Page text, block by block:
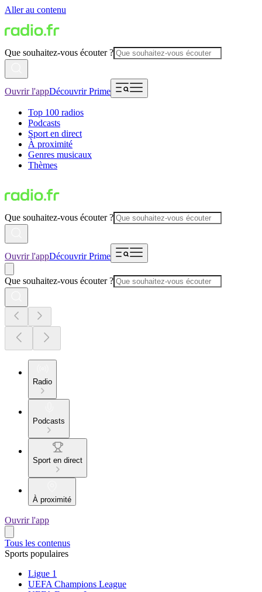
Aller au contenu
Que souhaitez-vous écouter ?
Ouvrir l'appDécouvrir Prime
Top 100 radios
Podcasts
Sport en direct
À proximité
Genres musicaux
Thèmes
Que souhaitez-vous écouter ?
Ouvrir l'appDécouvrir Prime
Que souhaitez-vous écouter ?
Radio
Podcasts
Sport en direct
À proximité
Ouvrir l'app
Tous les contenus
Sports populaires
Ligue 1
UEFA Champions League